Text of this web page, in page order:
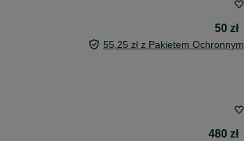
50 zł
55,25 zł z Pakietem Ochronnym
480 zł